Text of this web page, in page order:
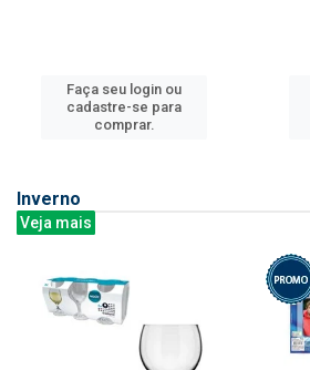
Faça seu login ou
cadastre-se para
comprar.
Inverno
Veja mais